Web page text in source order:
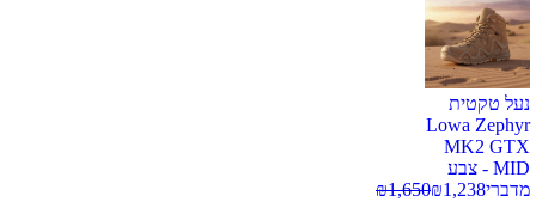
נעל טקטית
Lowa Zephyr
MK2 GTX
MID - צבע
מדברי
₪1,238
₪1,650